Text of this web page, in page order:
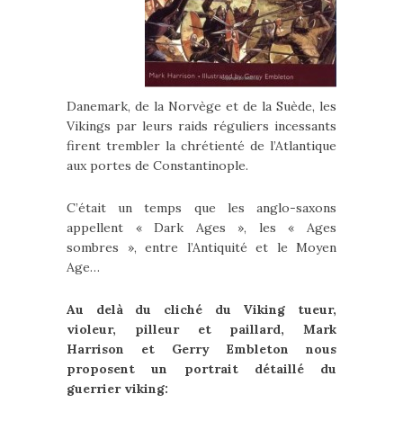
Danemark, de la Norvège et de la Suède, les
Vikings par leurs raids réguliers incessants
firent trembler la chrétienté de l’Atlantique
aux portes de Constantinople.
C’était un temps que les anglo-saxons
appellent « Dark Ages », les « Ages
sombres », entre l’Antiquité et le Moyen
Age…
Au delà du cliché du Viking tueur,
violeur, pilleur et paillard, Mark
Harrison et Gerry Embleton nous
proposent un portrait détaillé du
guerrier viking: